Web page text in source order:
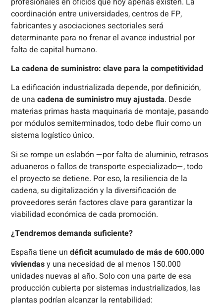
coordinación entre universidades, centros de FP,
fabricantes y asociaciones sectoriales será
determinante para no frenar el avance industrial por
falta de capital humano.
La cadena de suministro: clave para la competitividad
La edificación industrializada depende, por definición,
de unacadena de suministro muy ajustada. Desde
materias primas hasta maquinaria de montaje, pasando
por módulos semiterminados, todo debe fluir como un
sistema logístico único.
Si se rompe un eslabón —por falta de aluminio, retrasos
aduaneros o fallos de transporte especializado—, todo
el proyecto se detiene. Por eso, la resiliencia de la
cadena, su digitalización y la diversificación de
proveedores serán factores clave para garantizar la
viabilidad económica de cada promoción.
¿Tendremos demanda suficiente?
España tiene undéficit acumulado de más de 600.000
viviendasy una necesidad de al menos 150.000
unidades nuevas al año. Solo con una parte de esa
producción cubierta por sistemas industrializados, las
plantas podrían alcanzar la rentabilidad: